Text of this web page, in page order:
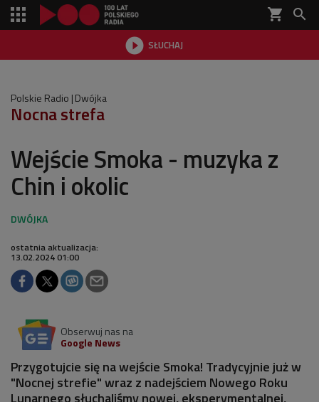
shopping_cart 
 SŁUCHAJ

Polskie Radio Dwójka
Nocna strefa
Wejście Smoka - muzyka z
Chin i okolic
ostatnia aktualizacja:
13.02.2024 01:00
Obserwuj nas na
Google News
Przygotujcie się na wejście Smoka! Tradycyjnie już w
"Nocnej strefie" wraz z nadejściem Nowego Roku
Lunarnego słuchaliśmy nowej, eksperymentalnej,